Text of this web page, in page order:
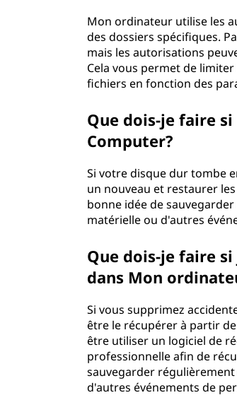
Mon ordinateur utilise les
des dossiers spécifiques.
mais les autorisations
Cela vous permet de
fichiers en fonction des
Que dois-je faire
Computer?
Si votre disque dur tombe
un nouveau et restaurer
bonne idée de
matérielle ou d'autres
Que dois-je faire
dans Mon
Si vous supprimez
être le récupérer à partir
être utiliser un logiciel de
professionnelle afin de
sauvegarder
d'autres événements de